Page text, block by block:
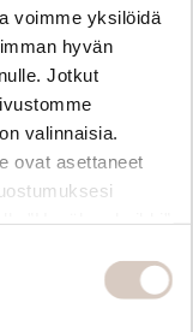
voimme yksilöidä
hyvän
Jotkut
valinnaisia.
ovat asettaneet